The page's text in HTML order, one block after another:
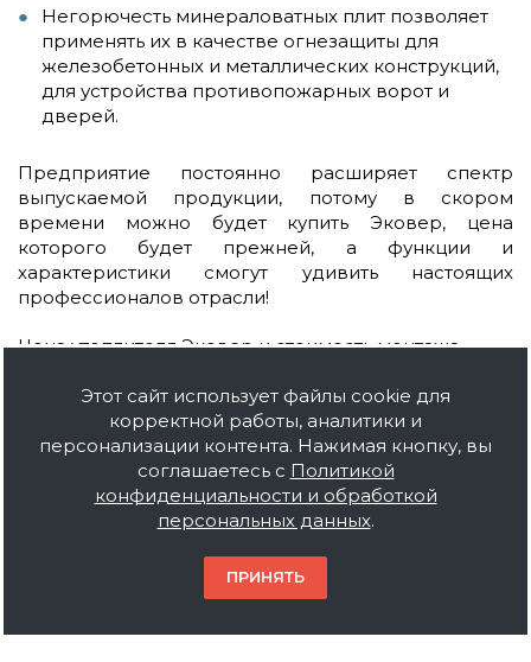
Негорючесть минераловатных плит позволяет
применять их в качестве огнезащиты для
железобетонных и металлических конструкций,
для устройства противопожарных ворот и
дверей.
Предприятие постоянно расширяет спектр
выпускаемой продукции, потому в скором
времени можно будет купить Эковер, цена
которого будет прежней, а функции и
характеристики смогут удивить настоящих
профессионалов отрасли!
Цена утеплителя Эковер и стоимость монтажа
разница в оплате электричества и отопления по
сравнению с не утеплённым помещением может
достигать 50 %.
Основные характеристики
плит ЭКОВЕР для
тонкослойных штукатурных
Этот сайт использует файлы cookie для
корректной работы, аналитики и
персонализации контента. Нажимая кнопку, вы
соглашаетесь с Политикой
конфиденциальности и обработкой
персональных данных.
ПРИНЯТЬ